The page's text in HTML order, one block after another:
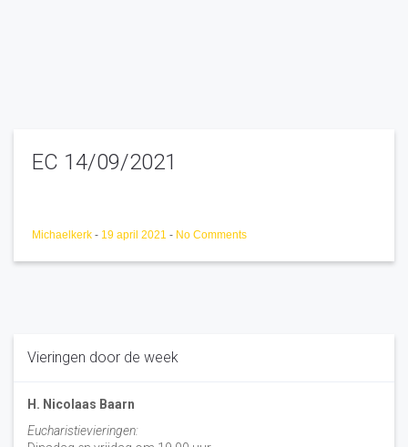
EC 14/09/2021
Michaelkerk - 19 april 2021 - No Comments
Vieringen door de week
H. Nicolaas Baarn
Eucharistievieringen: